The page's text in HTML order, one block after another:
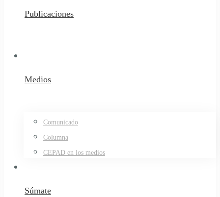
Publicaciones
Medios
Comunicado
Columna
CEPAD en los medios
Súmate